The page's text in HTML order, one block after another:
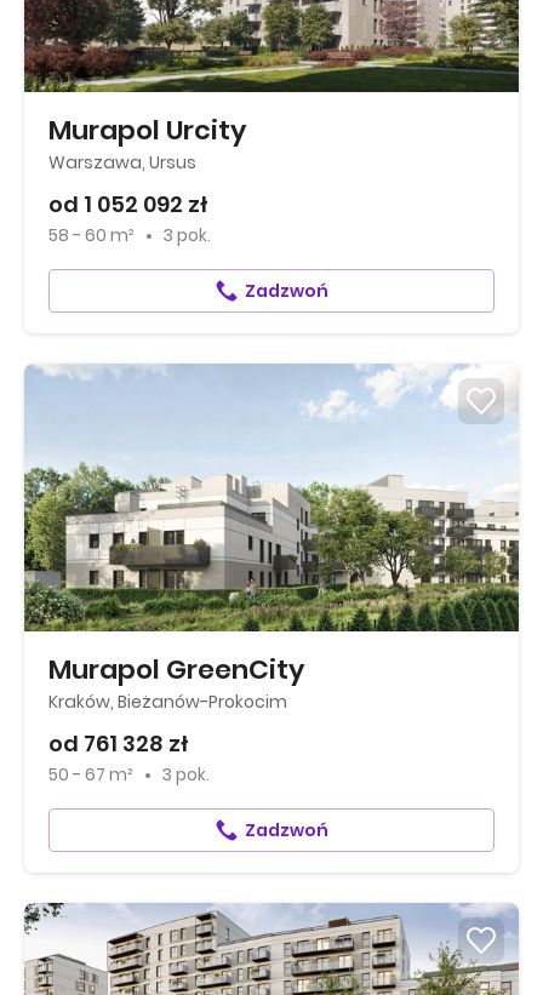
Murapol Urcity
Warszawa, Ursus
od 1 052 092 zł
58 - 60 m² 3 pok.
Zadzwoń
Murapol GreenCity
Kraków, Bieżanów-Prokocim
od 761 328 zł
50 - 67 m² 3 pok.
Zadzwoń